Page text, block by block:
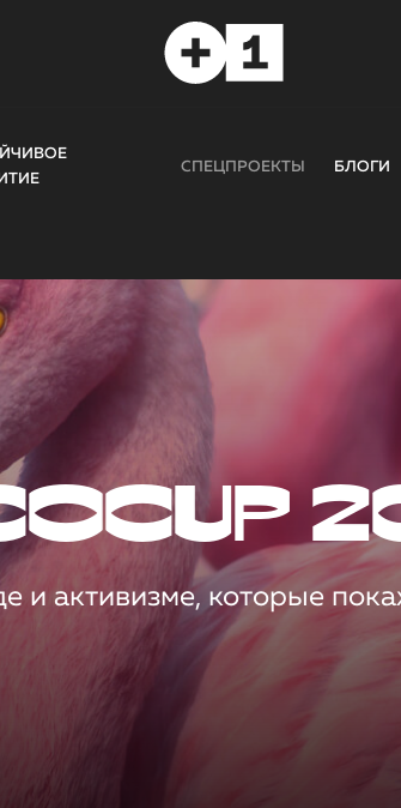
СПЕЦПРОЕКТЫ БЛОГИ
и активизме, которые